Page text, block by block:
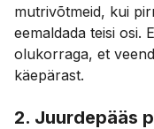
mutrivõtmeid, kui
eemaldada teisi osi.
olukorraga, et
käepärast.
2. Juurdepääs